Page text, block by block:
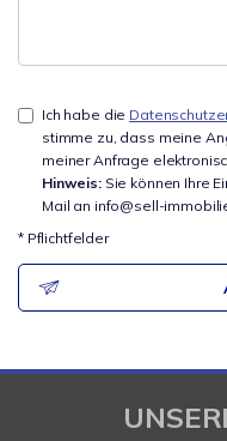
Ich habe die
stimme zu, dass meine
meiner Anfrage
Hinweis:Sie können Ihre
Mail an info@sell-
* Pflichtfelder